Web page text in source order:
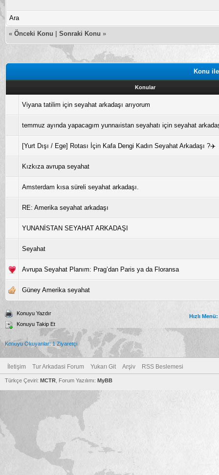
Ara
« Önceki Konu Sonraki Konu »
Konu
Konular
Viyana tatilim için seyahat arkadaşı arıyorum
temmuz ayında yapacagım yunnaıistan seyahatı için seyahat
[Yurt Dışı / Ege] Rotası İçin Kafa Dengi Kadın Seyahat Arkadaşı ?✈️
Kızkıza avrupa seyahat
Amsterdam kısa süreli seyahat arkadaşı.
RE: Amerika seyahat arkadaşı
YUNANİSTAN SEYAHAT ARKADAŞI
Seyahat
Avrupa Seyahat Planım: Prag’dan Paris ya da Floransa
Güney Amerika seyahat
Konuyu Yazdır
Konuyu Takip Et
Hızlı Menü:
Konuyu Okuyanlar: 1 Ziyaretçi
İletişim Tur Arkadasi Forum Yukarı Git Arşiv RSS Beslemesi
Türkçe Çeviri: MCTR , Forum Yazılımı: MyBB